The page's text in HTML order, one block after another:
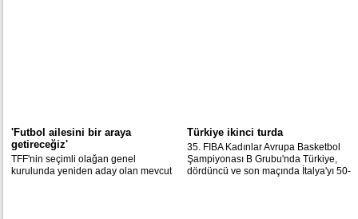
'Futbol ailesini bir araya
getireceğiz'
TFF'nin seçimli olağan genel
kurulunda yeniden aday olan mevcut
Türkiye ikinci turda
35. FIBA Kadınlar Avrupa Basketbol
Şampiyonası B Grubu'nda Türkiye,
dördüncü ve son maçında İtalya'yı 50-